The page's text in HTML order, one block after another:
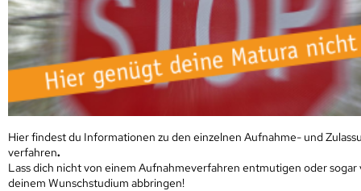
Hier findest du Informationen zu den einzelnen Aufnahme- und
verfahren.
Lass dich nicht von einem Aufnahmeverfahren entmutigen oder sogar
deinem Wunschstudium abbringen!